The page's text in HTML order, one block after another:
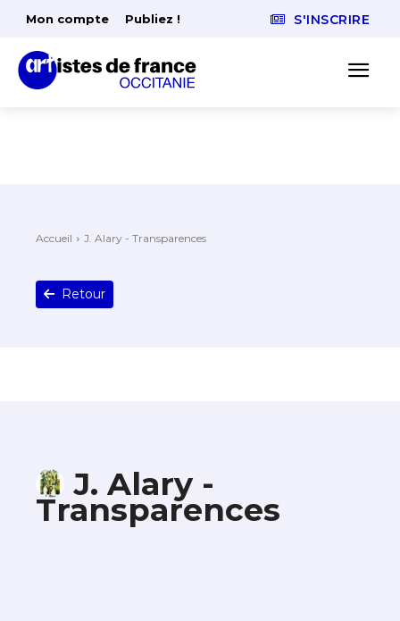
Mon compte Publiez ! S'INSCRIRE
Accueil J. Alary - Transparences
Retour
J. Alary -
Transparences